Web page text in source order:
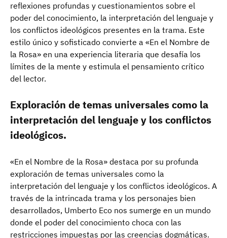
reflexiones profundas y cuestionamientos sobre el
poder del conocimiento, la interpretación del lenguaje y
los conflictos ideológicos presentes en la trama. Este
estilo único y sofisticado convierte a «En el Nombre de
la Rosa» en una experiencia literaria que desafía los
límites de la mente y estimula el pensamiento crítico
del lector.
Exploración de temas universales como la
interpretación del lenguaje y los conflictos
ideológicos.
«En el Nombre de la Rosa» destaca por su profunda
exploración de temas universales como la
interpretación del lenguaje y los conflictos ideológicos. A
través de la intrincada trama y los personajes bien
desarrollados, Umberto Eco nos sumerge en un mundo
donde el poder del conocimiento choca con las
restricciones impuestas por las creencias dogmáticas.